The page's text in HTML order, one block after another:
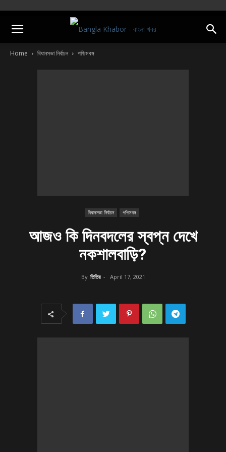
Home বিধানসভা নির্বাচন পশ্চিমবঙ্গ
বিধানসভা নির্বাচন পশ্চিমবঙ্গ
আজও কি দিনবদলের স্বপ্ন দেখে
নকশালবাড়ি?
By তিতির - April 17, 2021